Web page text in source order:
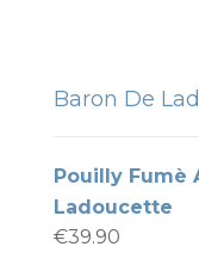
Baron De
Pouilly Fumè
Ladoucette
€39.90